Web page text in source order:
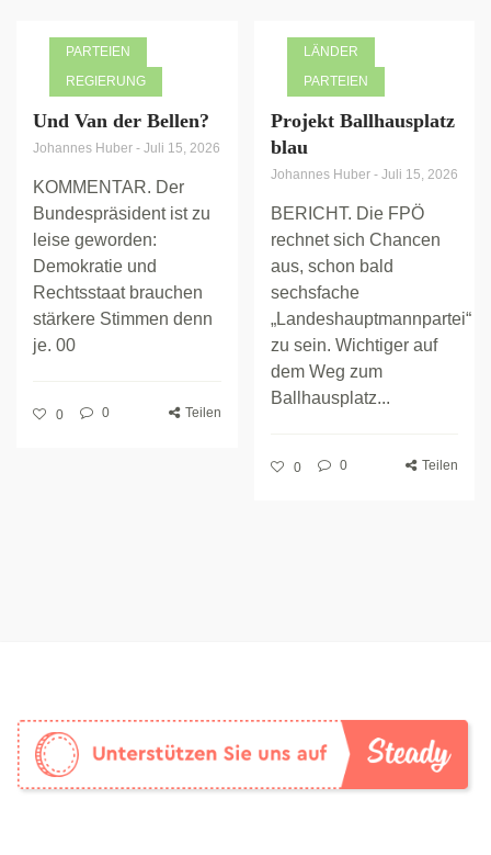
PARTEIEN
REGIERUNG
Und Van der Bellen?
Johannes Huber - Juli 15, 2026
KOMMENTAR. Der
Bundespräsident ist zu
leise geworden:
Demokratie und
Rechtsstaat brauchen
stärkere Stimmen denn
je. 00
0 0 Teilen
LÄNDER
PARTEIEN
Projekt Ballhausplatz
blau
Johannes Huber - Juli 15, 2026
BERICHT. Die FPÖ
rechnet sich Chancen
aus, schon bald
sechsfache
„Landeshauptmannpartei“
zu sein. Wichtiger auf
dem Weg zum
Ballhausplatz...
0 0 Teilen